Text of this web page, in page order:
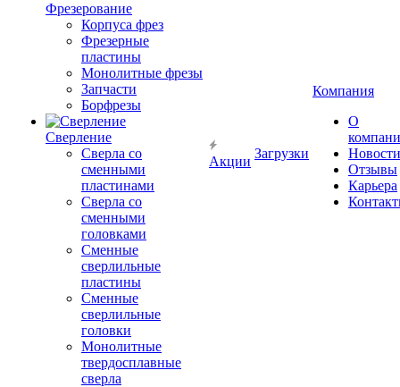
Фрезерование
Корпуса фрез
Фрезерные
пластины
Монолитные фрезы
Запчасти
Борфрезы
Сверление
Сверла со
сменными
пластинами
Сверла со
сменными
головками
Сменные
сверлильные
пластины
Сменные
сверлильные
головки
Монолитные
твердосплавные
сверла
Акции
Загрузки
Компания
О
Новости
Отзывы
Карьера